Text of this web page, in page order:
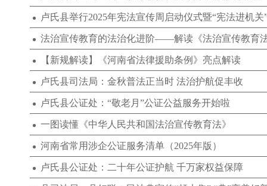
法治宣传教育的法治化进阶——解读《法治宣传教育
【新规解读】《河南省法律援助条例》亮点解读
卢氏县司法局：金秋普法正当时 法治护航促丰收
卢氏县公证处：“敬老月”公证公益服务开始啦
一图读懂《中华人民共和国法治宣传教育法》
河南省常用涉企公证服务清单（2025年版）
卢氏县公证处：二十年公证护航 千万家权益保障